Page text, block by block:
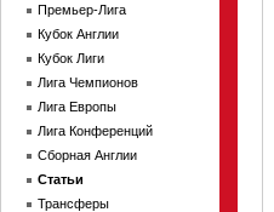
Премьер-Лига
Кубок Англии
Кубок Лиги
Лига Чемпионов
Лига Европы
Лига Конференций
Сборная Англии
Статьи
Трансферы